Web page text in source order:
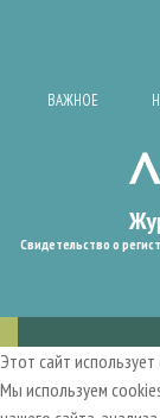
ВАЖНОЕ
Свидетельство о
Этот сайт
Мы используем